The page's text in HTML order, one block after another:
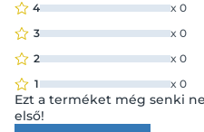
4
x 0
3
x 0
2
x 0
1
x 0
Ezt a terméket még senki
első!